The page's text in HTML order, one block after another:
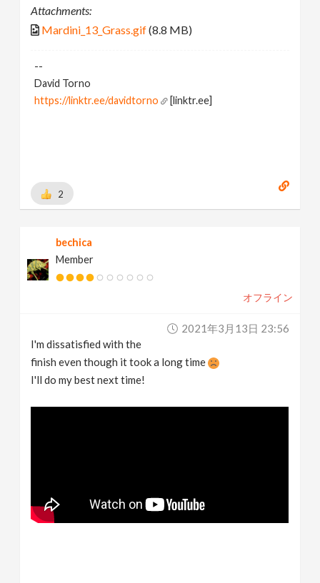
Attachments:
Mardini_13_Grass.gif(8.8 MB)
--
David Torno
https://linktr.ee/davidtorno
[linktr.ee]
2
bechica
Member
オフライン
2021年3月13日 23:56
I'm dissatisfied with the
finish even though it took a long time
I'll do my best next time!